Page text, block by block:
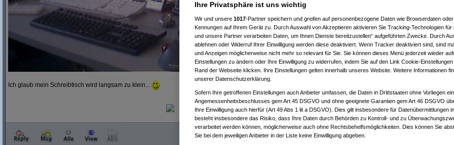
Ich glaub mein Schreibtisch wird langsam zu klein...
Ihre Privatsphäre ist uns wichtig
Wir und unsere 1017-Partner speichern und greifen auf personenbezogene Daten wie Browserdaten
Kennungen auf Ihrem Gerät zu. Durch Auswahl von Akzeptieren aktivieren Sie Tracking-Technologien für
und unsere Partner verarbeiten Daten, um Ihnen Dienste bereitzustellen“ aufgeführten Zwecke. Durch
ablehnen oder Widerruf Ihrer Einwilligung werden diese deaktiviert. Wenn Tracker deaktiviert sind, sind
und Anzeigen möglicherweise nicht mehr so relevant für Sie. Sie können dieses Menü jederzeit wieder
Einstellungen zu ändern oder Ihre Einwilligung zu widerrufen, indem Sie auf den Link Cookie-
Rand der Webseite klicken. Ihre Einstellungen gelten innerhalb unseres Website. Weitere Informationen
unserer Datenschutzerklärung.
Sofern Ihre getroffenen Einstellungen auch Anbieter umfassen, die Daten in Drittstaaten ohne Vorliegen
Angemessenheitsbeschlusses gem Art 45 DSGVO und ohne geeignete Garantien gem Art 46 DSGVO
Ihre Einwilligung auch hierfür (Art 49 Abs 1 lit a DSGVO). Dies gilt insbesondere für Datenübermittlungen
besteht insbesondere das Risiko, dass Ihre Daten durch Behörden zu Kontroll- und zu
verarbeitet werden können, möglicherweise auch ohne Rechtsbehelfsmöglichkeiten. Dies können Sie
Sie bei dem jeweiligen Anbieter in der Liste keine Einwilligung abgeben.